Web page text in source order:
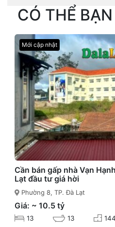
CÓ THỂ
Mới cập nhật
Cần bán gấp nhà Vạn
Lạt đầu tư giá hời
Phường 8, TP. Đà Lạt
Giá: ~ 10.5 tỷ
13 13